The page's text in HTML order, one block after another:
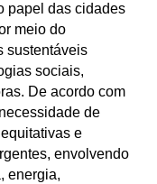
papel das cidades
meio do
sustentáveis
sociais,
De acordo com
de
e
envolvendo
energia,